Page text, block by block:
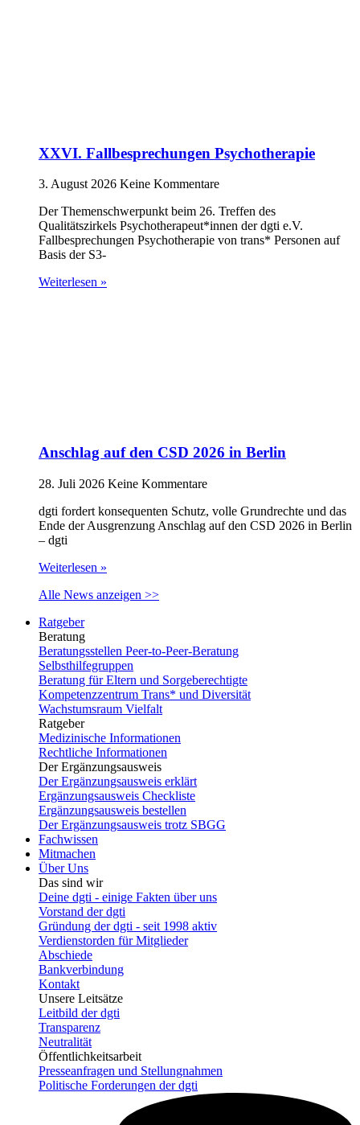
XXVI. Fallbesprechungen Psychotherapie
3. August 2026 Keine Kommentare
Der Themenschwerpunkt beim 26. Treffen des
Qualitätszirkels Psychotherapeut*innen der dgti e.V.
Fallbesprechungen Psychotherapie von trans* Personen auf
Basis der S3-
Weiterlesen »
Anschlag auf den CSD 2026 in Berlin
28. Juli 2026 Keine Kommentare
dgti fordert konsequenten Schutz, volle Grundrechte und das
Ende der Ausgrenzung Anschlag auf den CSD 2026 in Berlin
– dgti
Weiterlesen »
Alle News anzeigen >>
Ratgeber
Beratung
Beratungsstellen Peer-to-Peer-Beratung
Selbsthilfegruppen
Beratung für Eltern und Sorgeberechtigte
Kompetenzzentrum Trans* und Diversität
Wachstumsraum Vielfalt
Ratgeber
Medizinische Informationen
Rechtliche Informationen
Der Ergänzungsausweis
Der Ergänzungsausweis erklärt
Ergänzungsausweis Checkliste
Ergänzungsausweis bestellen
Der Ergänzungsausweis trotz SBGG
Fachwissen
Mitmachen
Über Uns
Das sind wir
Deine dgti - einige Fakten über uns
Vorstand der dgti
Gründung der dgti - seit 1998 aktiv
Verdienstorden für Mitglieder
Abschiede
Bankverbindung
Kontakt
Unsere Leitsätze
Leitbild der dgti
Transparenz
Neutralität
Öffentlichkeitsarbeit
Presseanfragen und Stellungnahmen
Politische Forderungen der dgti